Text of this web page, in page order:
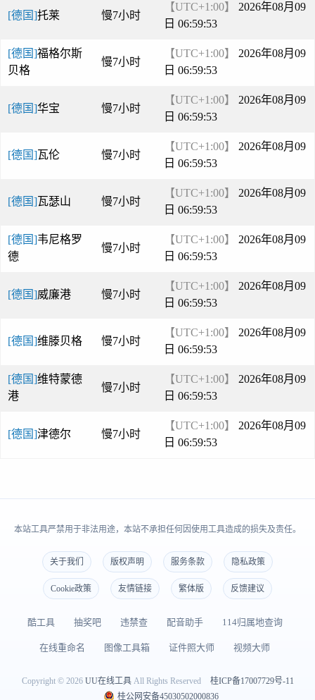
[德国]托莱 慢7小时
【UTC+1:00】
2026年08月09
日 06:59:53
[德国]福格尔斯
贝格
慢7小时
【UTC+1:00】
2026年08月09
日 06:59:53
[德国]华宝 慢7小时
【UTC+1:00】
2026年08月09
日 06:59:53
[德国]瓦伦 慢7小时
【UTC+1:00】
2026年08月09
日 06:59:53
[德国]瓦瑟山 慢7小时
【UTC+1:00】
2026年08月09
日 06:59:53
[德国]韦尼格罗
德
慢7小时
【UTC+1:00】
2026年08月09
日 06:59:53
[德国]威廉港 慢7小时
【UTC+1:00】
2026年08月09
日 06:59:53
[德国]维滕贝格 慢7小时
【UTC+1:00】
2026年08月09
日 06:59:53
[德国]维特蒙德
港
慢7小时
【UTC+1:00】
2026年08月09
日 06:59:53
[德国]津德尔 慢7小时
【UTC+1:00】
2026年08月09
日 06:59:53
本站工具严禁用于非法用途，本站不承担任何因使用工具造成的损失及责任。
关于我们 版权声明 服务条款 隐私政策
Cookie政策 友情链接 繁体版 反馈建议
酷工具 抽奖吧 违禁查 配音助手 114归属地查询
在线重命名 图像工具箱 证件照大师 视频大师
Copyright © 2026 UU在线工具All Rights Reserved
桂ICP备17007729号-11
桂公网安备45030502000836